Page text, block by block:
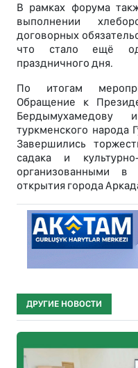
В рамках форума
выполнении
договорных
что стало ещё
праздничного дня.
По итогам
Обращение к
Бердымухамедову
туркменского народа
Завершились
садака и
организованными
открытия города
ДРУГИЕ НОВОСТИ